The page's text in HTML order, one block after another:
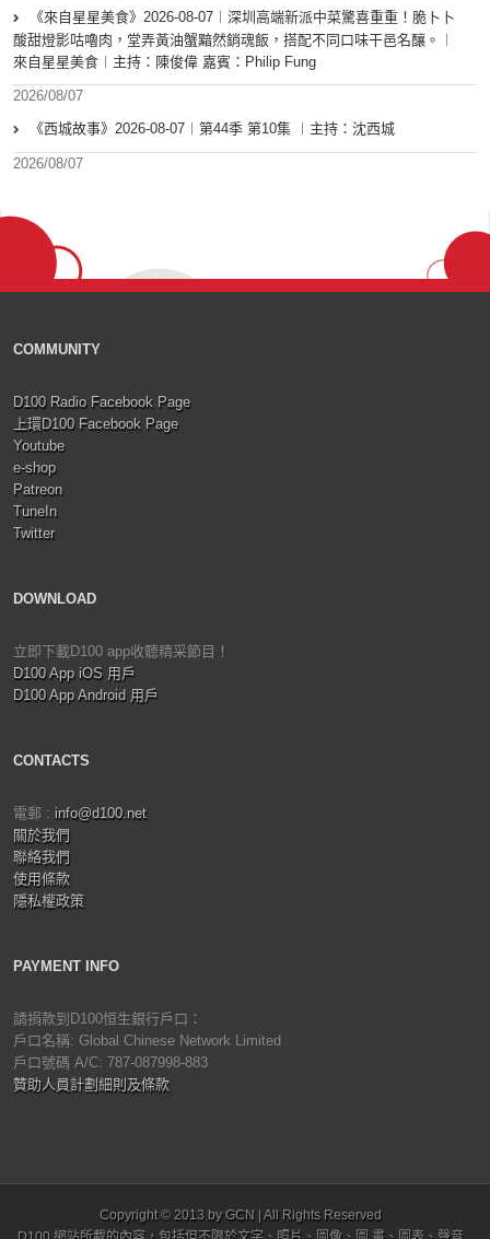
《來自星星美食》2026-08-07︱深圳高端新派中菜驚喜重重！脆卜卜
酸甜燈影咕嚕肉，堂弄黃油蟹黯然銷魂飯，搭配不同口味干邑名釀。︱
來自星星美食︱主持：陳俊偉 嘉賓：Philip Fung
2026/08/07
《西城故事》2026-08-07︱第44季 第10集 ︱主持：沈西城
2026/08/07
COMMUNITY
D100 Radio Facebook Page
上環D100 Facebook Page
Youtube
e-shop
Patreon
TuneIn
Twitter
DOWNLOAD
立即下載D100 app收聽精采節目！
D100 App iOS 用戶
D100 App Android 用戶
CONTACTS
電郵 : info@d100.net
關於我們
聯絡我們
使用條款
隱私權政策
PAYMENT INFO
請捐款到D100恒生銀行戶口：
戶口名稱: Global Chinese Network Limited
戶口號碼 A/C: 787-087998-883
贊助人員計劃細則及條款
Copyright © 2013 by GCN | All Rights Reserved